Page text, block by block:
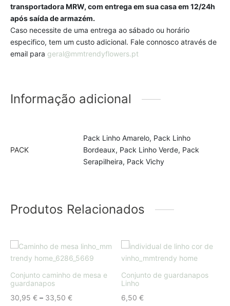
transportadora MRW, com entrega em sua casa em 12/24h
após saída de armazém.
Caso necessite de uma entrega ao sábado ou horário
especifico, tem um custo adicional. Fale connosco através de
email para geral@mmtrendyflowers.pt
Informação adicional
PACK
Pack Linho Amarelo, Pack Linho
Bordeaux, Pack Linho Verde, Pack
Serapilheira, Pack Vichy
Produtos Relacionados
Conjunto caminho de mesa e
guardanapos
30,95 € – 33,50 €
Conjunto de guardanapos
Linho
6,50 €